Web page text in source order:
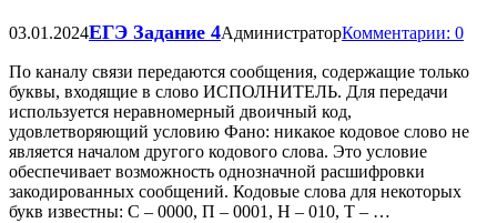
03.01.2024ЕГЭ Задание 4АдминистраторКомментарии: 0
По каналу связи передаются сообщения, содержащие только
буквы, входящие в слово ИСПОЛНИТЕЛЬ. Для передачи
используется неравномерный двоичный код,
удовлетворяющий условию Фано: никакое кодовое слово не
является началом другого кодового слова. Это условие
обеспечивает возможность однозначной расшифровки
закодированных сообщений. Кодовые слова для некоторых
букв известны: С – 0000, П – 0001, Н – 010, Т – …